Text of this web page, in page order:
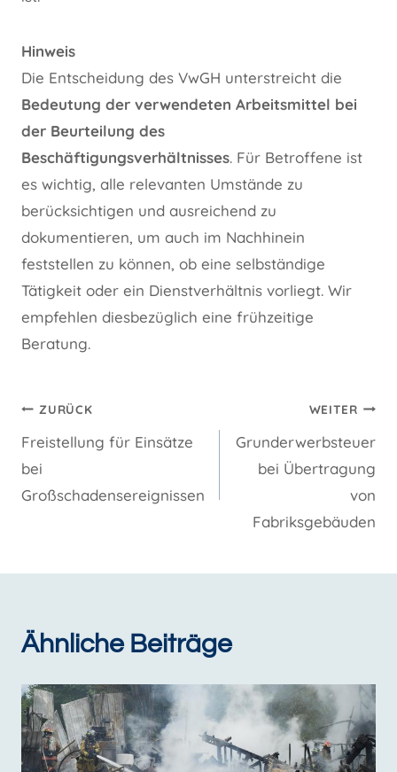
Hinweis
Die Entscheidung des VwGH unterstreicht die
Bedeutung der verwendeten Arbeitsmittel bei
der Beurteilung des
Beschäftigungsverhältnisses. Für Betroffene ist
es wichtig, alle relevanten Umstände zu
berücksichtigen und ausreichend zu
dokumentieren, um auch im Nachhinein
feststellen zu können, ob eine selbständige
Tätigkeit oder ein Dienstverhältnis vorliegt. Wir
empfehlen diesbezüglich eine frühzeitige
Beratung.
Beitragsnavigation
ZURÜCK
Freistellung für Einsätze
bei
Großschadensereignissen
WEITER
Grunderwerbsteuer
bei Übertragung
von
Fabriksgebäuden
Ähnliche Beiträge